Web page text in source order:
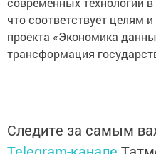
что соответствует целям
проекта «Экономика
трансформация
Следите за самым